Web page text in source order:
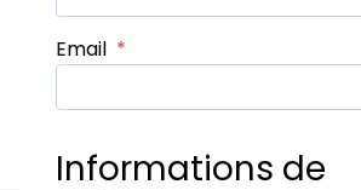
Email *
Informations de